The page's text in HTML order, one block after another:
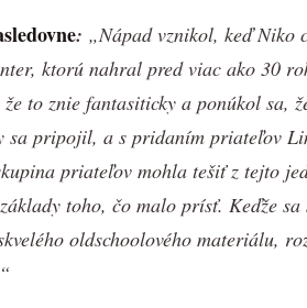
: „Nápad vznikol, keď Niko
ktorú nahral pred viac ako 30
to znie fantasiticky a ponúkol sa,
sa pripojil, a s pridaním priateľov
priateľov mohla tešiť z tejto
toho, čo malo prísť. Keďže
oldschoolového materiálu,